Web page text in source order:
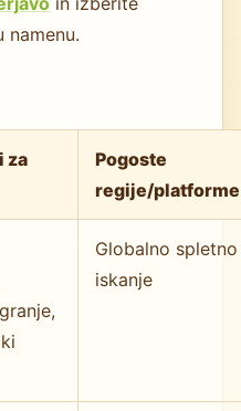
namenu.
za
Pogoste
regije/platforme
Globalno spletno
iskanje